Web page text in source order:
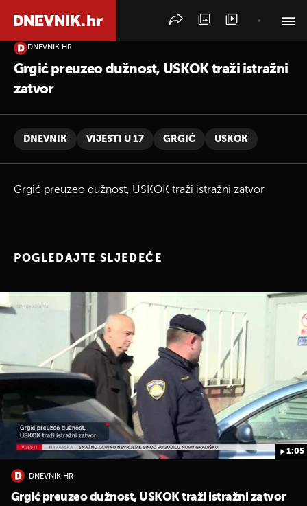
DNEVNIK.HR
Grgić preuzeo dužnost, USKOK traži istražni
zatvor
DNEVNIK VIJESTI U 17 GRGIĆ USKOK
Grgić preuzeo dužnost, USKOK traži istražni zatvor
POGLEDAJTE SLJEDEĆE
1:05
DNEVNIK.HR
Grgić preuzeo dužnost, USKOK traži istražni zatvor
PRETRAŽITE VIJESTI